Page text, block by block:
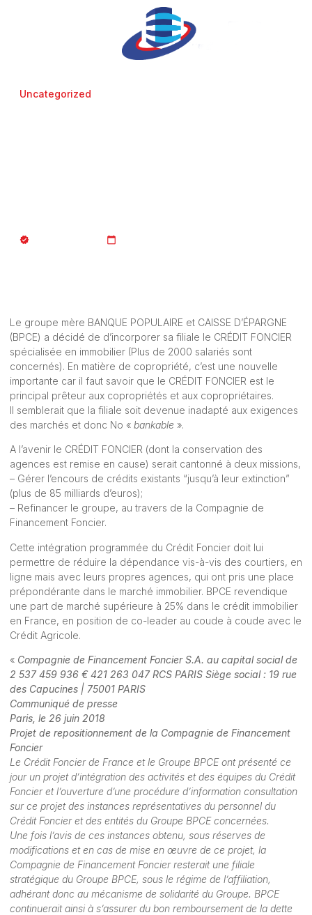
Uncategorized
Le groupe mère BANQUE POPULAIRE et CAISSE D’ÉPARGNE
(BPCE) a décidé de d’incorporer sa filiale le CRÉDIT FONCIER
spécialisée en immobilier (Plus de 2000 salariés sont
concernés). En matière de copropriété, c’est une nouvelle
importante car il faut savoir que le CRÉDIT FONCIER est le
principal prêteur aux copropriétés et aux copropriétaires.
Il semblerait que la filiale soit devenue inadapté aux exigences
des marchés et donc No « bankable ».
A l’avenir le CRÉDIT FONCIER (dont la conservation des
agences est remise en cause) serait cantonné à deux missions,
– Gérer l’encours de crédits existants “jusqu’à leur extinction”
(plus de 85 milliards d’euros);
– Refinancer le groupe, au travers de la Compagnie de
Financement Foncier.
Cette intégration programmée du Crédit Foncier doit lui
permettre de réduire la dépendance vis-à-vis des courtiers, en
ligne mais avec leurs propres agences, qui ont pris une place
prépondérante dans le marché immobilier. BPCE revendique
une part de marché supérieure à 25% dans le crédit immobilier
en France, en position de co-leader au coude à coude avec le
Crédit Agricole.
« Compagnie de Financement Foncier S.A. au capital social de
2 537 459 936 € 421 263 047 RCS PARIS Siège social : 19 rue
des Capucines | 75001 PARIS
Communiqué de presse
Paris, le 26 juin 2018
Projet de repositionnement de la Compagnie de Financement
Foncier
Le Crédit Foncier de France et le Groupe BPCE ont présenté ce
jour un projet d’intégration des activités et des équipes du Crédit
Foncier et l’ouverture d’une procédure d’information consultation
sur ce projet des instances représentatives du personnel du
Crédit Foncier et des entités du Groupe BPCE concernées.
Une fois l’avis de ces instances obtenu, sous réserves de
modifications et en cas de mise en œuvre de ce projet, la
Compagnie de Financement Foncier resterait une filiale
stratégique du Groupe BPCE, sous le régime de l’affiliation,
adhérant donc au mécanisme de solidarité du Groupe. BPCE
continuerait ainsi à s’assurer du bon remboursement de la dette